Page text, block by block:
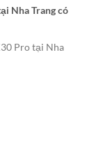
Nha Trang có
Pro tại Nha